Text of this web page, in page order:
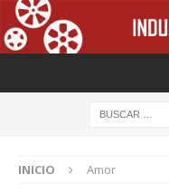
INICIO Amor